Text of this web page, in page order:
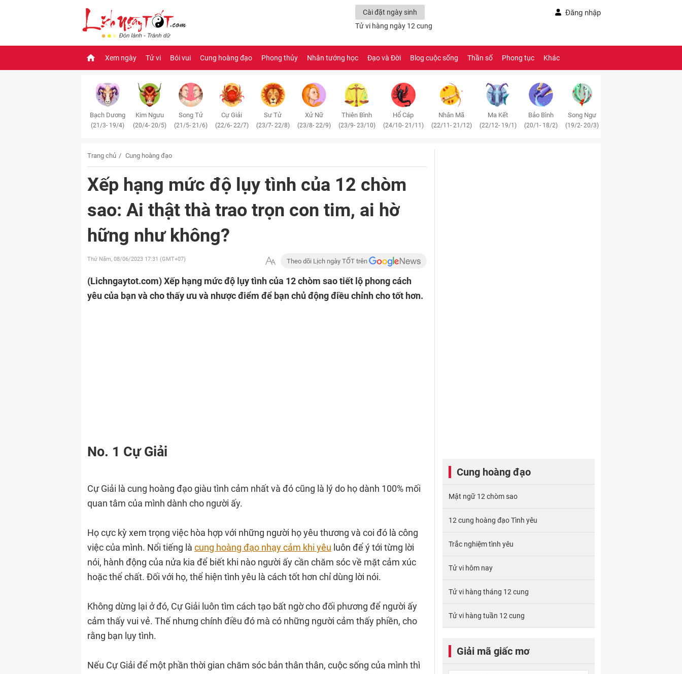
Cài đặt ngày sinh Đăng nhập
Tử vi hàng ngày 12 cung
Xem ngày Tử vi Bói vui Cung hoàng đạo Phong thủy Nhân tướng học Đạo và Đời Blog cuộc sống Thần số Phong tục Khác
Bạch Dương
(21/3- 19/4)
Kim Ngưu
(20/4- 20/5)
Song Tử
(21/5- 21/6)
Cự Giải
(22/6- 22/7)
Sư Tử
(23/7- 22/8)
Xử Nữ
(23/8- 22/9)
Thiên Bình
(23/9- 23/10)
Hổ Cáp
(24/10- 21/11)
Nhân Mã
(22/11- 21/12)
Ma Kết
(22/12- 19/1)
Bảo Bình
(20/1- 18/2)
Song Ngư
(19/2- 20/3)
Trang chủ Cung hoàng đạo
Xếp hạng mức độ lụy tình của 12 chòm
sao: Ai thật thà trao trọn con tim, ai hờ
hững như không?
Thứ Năm, 08/06/2023 17:31 (GMT+07) Theo dõi Lịch ngày TỐT trên
(Lichngaytot.com)Xếp hạng mức độ lụy tình của 12 chòm sao tiết lộ phong cách
yêu của bạn và cho thấy ưu và nhược điểm để bạn chủ động điều chỉnh cho tốt hơn.
No. 1 Cự Giải
Cự Giải là cung hoàng đạo giàu tình cảm nhất và đó cũng là lý do họ dành 100% mối
quan tâm của mình dành cho người ấy.
Họ cực kỳ xem trọng việc hòa hợp với những người họ yêu thương và coi đó là công
việc của mình. Nổi tiếng là cung hoàng đạo nhạy cảm khi yêu luôn để ý tới từng lời
nói, hành động của nửa kia để biết khi nào người ấy cần chăm sóc về mặt cảm xúc
hoặc thể chất. Đối với họ, thể hiện tình yêu là cách tốt hơn chỉ dùng lời nói.
Không dừng lại ở đó, Cự Giải luôn tìm cách tạo bất ngờ cho đối phương để người ấy
cảm thấy vui vẻ. Thế nhưng chính điều đó mà có những người cảm thấy phiền, cho
rằng bạn lụy tình.
Nếu Cự Giải để một phần thời gian chăm sóc bản thân thân, cuộc sống của mình thì
Cung hoàng đạo
Mật ngữ 12 chòm sao
12 cung hoàng đạo Tình yêu
Trắc nghiệm tình yêu
Tử vi hôm nay
Tử vi hàng tháng 12 cung
Tử vi hàng tuần 12 cung
Giải mã giấc mơ